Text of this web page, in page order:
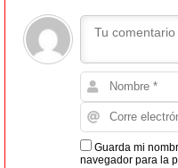
Guarda mi
navegador para la